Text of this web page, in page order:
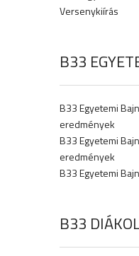
Versenykiírás
B33
B33 Egyetemi
eredmények
B33 Egyetemi
eredmények
B33 Egyetemi
B33